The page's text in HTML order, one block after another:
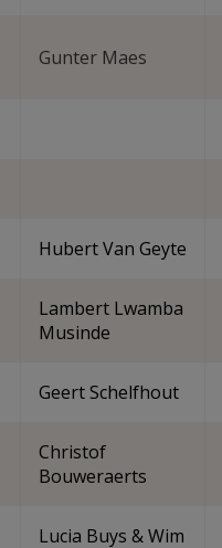
Gunter Maes
Hubert Van Geyte
Lambert Lwamba
Musinde
Geert Schelfhout
Christof
Bouweraerts
Lucia Buys & Wim